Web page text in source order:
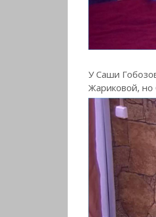
У Саши
Жариковой, но